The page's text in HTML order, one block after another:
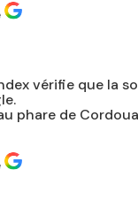
vérifie que la
phare de